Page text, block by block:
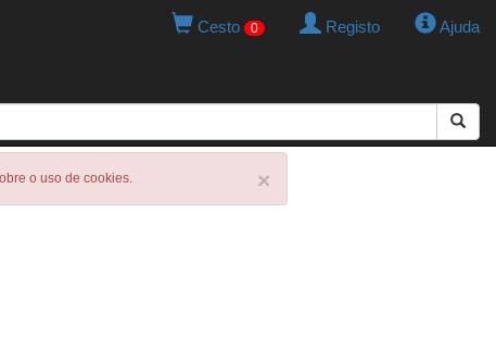
Cesto 0 Registo Ajuda
×
o uso de cookies.